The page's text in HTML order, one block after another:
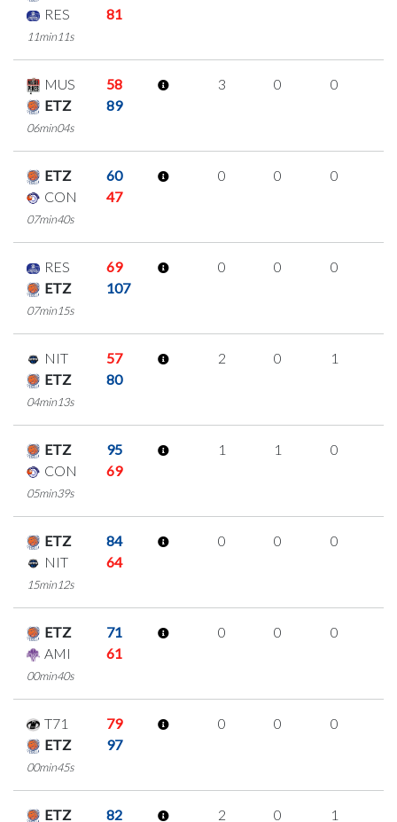
RES
81
11min11s
MUS
58
ETZ
89
06min04s
3 0 0
ETZ
60
CON
47
07min40s
0 0 0
RES
69
ETZ
107
07min15s
0 0 0
NIT
57
ETZ
80
04min13s
2 0 1
ETZ
95
CON
69
05min39s
1 1 0
ETZ
84
NIT
64
15min12s
0 0 0
ETZ
71
AMI
61
00min40s
0 0 0
T71
79
ETZ
97
00min45s
0 0 0
ETZ
82
2 0 1